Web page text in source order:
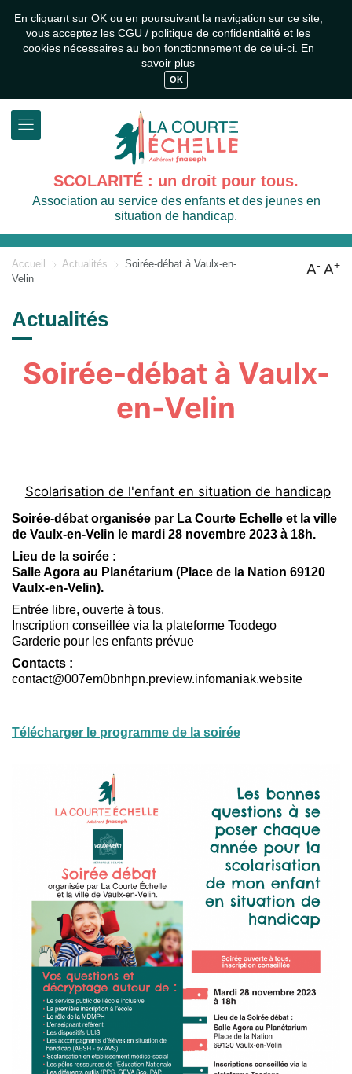
En cliquant sur OK ou en poursuivant la navigation sur ce site,
vous acceptez les CGU / politique de confidentialité et les
cookies nécessaires au bon fonctionnement de celui-ci. En
savoir plus
OK
SCOLARITÉ : un droit pour tous.
Association au service des enfants et des jeunes en
situation de handicap.
Accueil Actualités
Soirée-débat à Vaulx-en-
Velin
A- A+
Actualités
Soirée-débat à Vaulx-
en-Velin
Scolarisation de l'enfant en situation de handicap
Soirée-débat organisée par La Courte Echelle et la ville
de Vaulx-en-Velin le mardi 28 novembre 2023 à 18h.
Lieu de la soirée :
Salle Agora au Planétarium (Place de la Nation 69120
Vaulx-en-Velin).
Entrée libre, ouverte à tous.
Inscription conseillée via la plateforme Toodego
Garderie pour les enfants prévue
Contacts :
contact@007em0bnhpn.preview.infomaniak.website
Télécharger le programme de la soirée